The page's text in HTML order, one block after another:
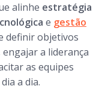
alinhe estratégia
e gestão
definir objetivos
a liderança
as equipes
a dia.